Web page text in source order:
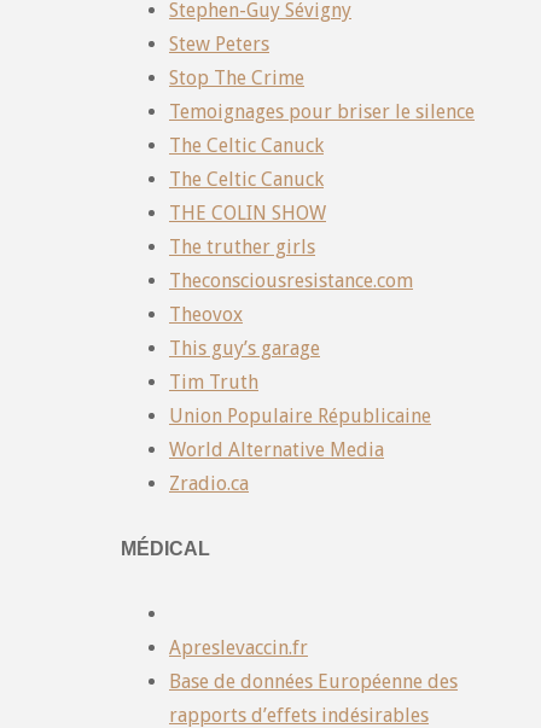
Stephen-Guy Sévigny
Stew Peters
Stop The Crime
Temoignages pour briser le silence
The Celtic Canuck
The Celtic Canuck
THE COLIN SHOW
The truther girls
Theconsciousresistance.com
Theovox
This guy’s garage
Tim Truth
Union Populaire Républicaine
World Alternative Media
Zradio.ca
MÉDICAL
Apreslevaccin.fr
Base de données Européenne des
rapports d’effets indésirables